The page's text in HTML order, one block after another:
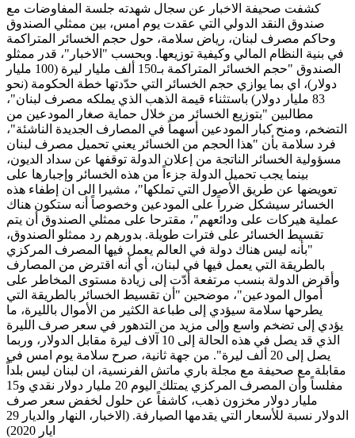
كشفت صحيفة الاخبار عن سجال شهدته جلسة المفاوضات مع
صندوق النقد الدولي التي عقدت يوم امس، بين ممثلي الصندوق
وحاكم مصرف لبنان، رياض سلامة، حول حجم الخسائر المتراكمة
في بنية النظام المالي وكيفية توزيعها. وبحسب "الاخبار"، قدر ممثلو
الصندوق "حجم الخسائر المتراكمة بـ150 ألف مليار ليرة (100 مليار
دولار)، اي بما يوازي حجم الخسائر التي حدّدتها خطة الحكومة (نحو
83 مليار دولار) باستثناء قيمة الذهب الذي يملكه مصرف لبنان"،
مطالبين "بتوزيع الخسائر من خلال حماية صغار المودعين من
التضخم، ومنح كبار المودعين أسهماً في المصارف الجديدة الناشئة"،
فرد سلامة بأن "هذا الحجم من الخسائر يعني تحميل مصرف لبنان
مسؤولية الخسائر الناتجة من إعلان الدولة توقفها عن سداد الديون،
بينما يجب تحميل الدولة جزءاً من هذه الخسائر وإجبارها على
تعويضها عن طريق الأصول التي تملكها"، مشيرا الى ان إطفاء هذه
الخسائر سيشكل ضرراً على المودعين وخصوصاً أنه ستكون هناك
عملية هيركات على ودائعهم"، مقترحا على ممثلي الصندوق أن يتم
تقسيط الخسائر على فترات طويلة. بدورهم رد ممثلو الصندوق،
"بأنه ليس هناك دولة في العالم يعمل فيها المصرف المركزي
بالطريقة التي يعمل فيها في لبنان، أي أنه اقترض من المصارف
وأقرض الدولة بنسب مرتفعة أدّت إلى زيادة مستوى المخاطر على
أموال المودعين"، موضحين "أن تقسيط الخسائر بالطريقة التي
يطرحها سلامة سيؤدي إلى طباعة الكثير من الأموال بالليرة، ما
يؤدي إلى تضخم واسع وإلى مزيد من التدهور في سعر صرف الليرة
الذي قد يصل في هذه الحالة إلى 10 آلاف ليرة مقابل الدولار، وربما
يصل إلى 20 ألف ليرة". من جهة ثانية، صرح سلامة يوم امس في
مقابلة مع صحيفة مع مجلة باري ماتش الفرنسية، ان لبنان ليس بلداً
مفلساً وأن المصرف المركزي يمتلك اليوم 20 مليار دولار نقدي و15
مليار دولار مخزون ذهب، كاشفاً عن حلول لخفض سعر صرف
الدولار نسبة للأسعار التي يقدمها الصيارفة. (الاخبار، النهار والديار 29
ايار 2020)